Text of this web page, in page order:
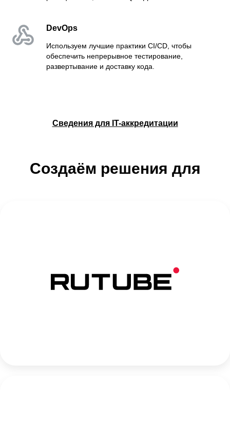
DevOps
Используем лучшие практики CI/CD, чтобы
обеспечить непрерывное тестирование,
развертывание и доставку кода.
Сведения для IT-аккредитации
Создаём решения для